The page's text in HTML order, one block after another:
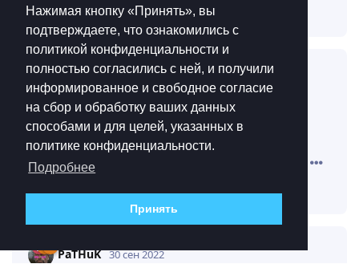
Нажимая кнопку «Принять», вы
подтверждаете, что ознакомились с
политикой конфиденциальности и
полностью согласились с ней, и получили
информированное и свободное согласие
на сбор и обработку ваших данных
способами и для целей, указанных в
политике конфиденциальности.
Подробнее
Принять
Museответили на это сообщение.
Muse 30 сен 2022
Girodjet СМ договариваются конкретно о
взаимопомощи, насколько я знаю
PaTHuK 30 сен 2022